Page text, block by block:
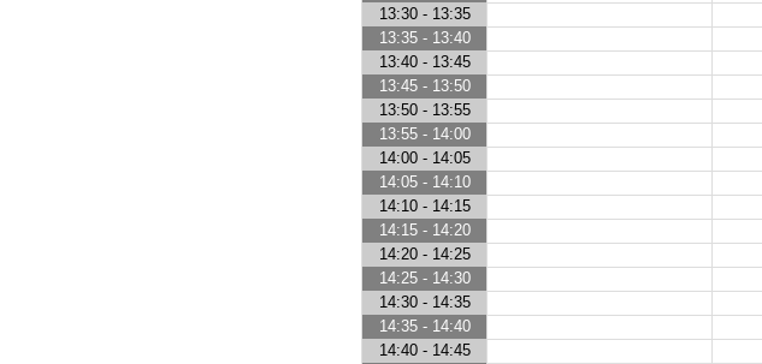
13:30 - 13:35
13:35 - 13:40
13:40 - 13:45
13:45 - 13:50
13:50 - 13:55
13:55 - 14:00
14:00 - 14:05
14:05 - 14:10
14:10 - 14:15
14:15 - 14:20
14:20 - 14:25
14:25 - 14:30
14:30 - 14:35
14:35 - 14:40
14:40 - 14:45